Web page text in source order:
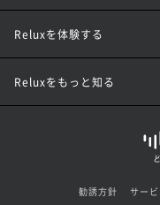
Reluxを体験する
Reluxをもっと知る
勧誘方針 サー